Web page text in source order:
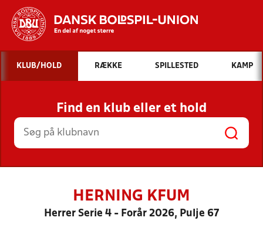
Hvad vil du søge efter?
INDHOLD OG NYHEDER
STILLINGER, RESULTATER, KLUBBER OG
HOLD
KLUB/HOLD RÆKKE SPILLESTED KAMP
Find en klub eller et hold
HERNING KFUM
Herrer Serie 4 - Forår 2026, Pulje 67